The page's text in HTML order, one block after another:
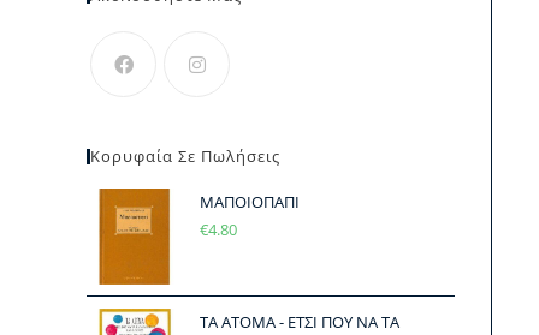
Κορυφαία Σε Πωλήσεις
ΜΑΠΟΙΟΠΑΠΙ
€4.80
ΤΑ ΑΤΟΜΑ - ΕΤΣΙ ΠΟΥ ΝΑ ΤΑ